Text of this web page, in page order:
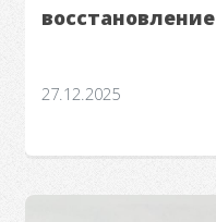
восстановление
27.12.2025